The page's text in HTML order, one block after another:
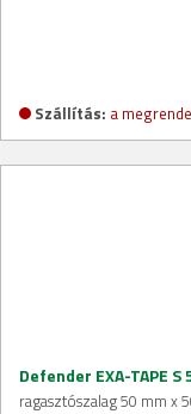
Szállítás: a
Defender EXA-TAPE S
ragasztószalag 50 mm x